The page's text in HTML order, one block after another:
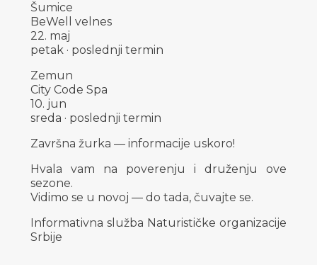
Šumice
BeWell velnes
22. maj
petak · poslednji termin
Zemun
City Code Spa
10. jun
sreda · poslednji termin
Završna žurka — informacije uskoro!
Hvala vam na poverenju i druženju ove
sezone.
Vidimo se u novoj — do tada, čuvajte se.
Informativna služba Naturističke organizacije
Srbije